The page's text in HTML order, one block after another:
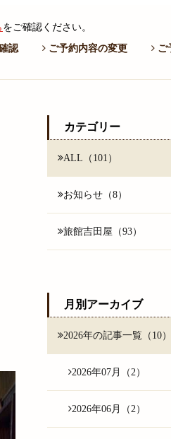
をご確認ください。
認
ご予約内容の変更 ご
カテゴリー
ALL（101）
お知らせ（8）
旅館吉田屋（93）
月別アーカイブ
2026年の記事一覧（10）
2026年07月（2）
2026年06月（2）